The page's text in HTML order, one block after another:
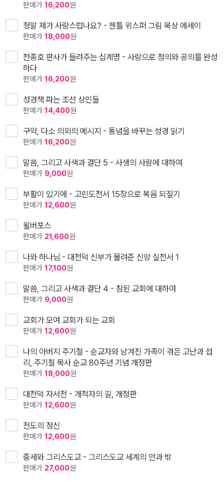
판매가 16,200원
정말 제가 사랑스럽나요? - 젠틀 위스퍼 그림 묵상 에세이
판매가 18,000원
천종호 판사가 들려주는 십계명 - 사랑으로 정의와 공의를 완성
하다
판매가 16,200원
성경책 파는 조선 상인들
판매가 14,400원
구약, 다소 의외의 메시지 - 통념을 바꾸는 성경 읽기
판매가 16,200원
말씀, 그리고 사색과 결단 5 - 사생의 사람에 대하여
판매가 9,000원
부활이 있기에 - 고린도전서 15장으로 복음 되짚기
판매가 12,600원
윌버포스
판매가 21,600원
나와 하나님 - 대천덕 신부가 물려준 신앙 실천서 1
판매가 17,100원
말씀, 그리고 사색과 결단 4 - 참된 교회에 대하여
판매가 9,000원
교회가 모여 교회가 되는 교회
판매가 12,600원
나의 아버지 주기철 - 순교자와 남겨진 가족이 겪은 고난과 섭
리, 주기철 목사 순교 80주년 기념 개정판
판매가 18,000원
대천덕 자서전 - 개척자의 길, 개정판
판매가 12,600원
전도의 정신
판매가 12,600원
중세와 그리스도교 - 그리스도교 세계의 안과 밖
판매가 27,000원